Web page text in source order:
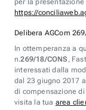
per la
https://
Delibera AGCom
In ottemperanza a
n.269/18/CONS ,
interessati dalla
dal 23 giugno 2017
di compensazione
visita la tua area